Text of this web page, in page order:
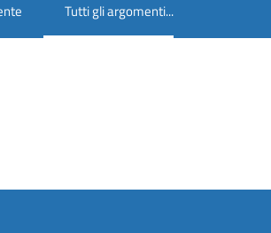
Tutti gli argomenti...
Menu selezionato